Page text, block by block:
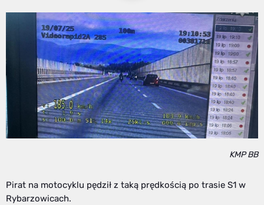
KMP BB
Pirat na motocyklu pędził z taką prędkością po trasie S1 w
Rybarzowicach.